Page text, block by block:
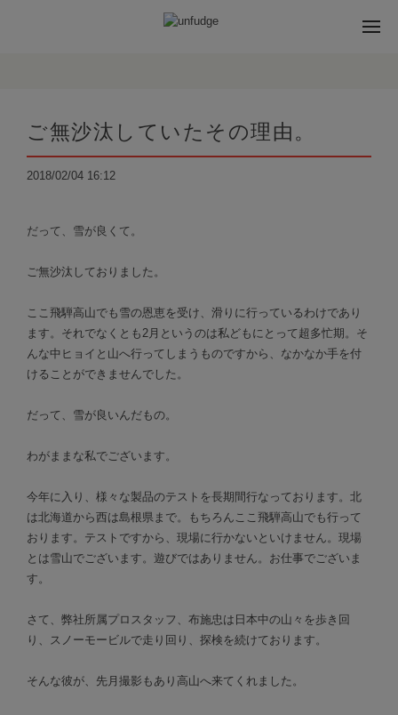
ご無沙汰していたその理由。
2018/02/04 16:12
だって、雪が良くて。
ご無沙汰しておりました。
ここ飛騨高山でも雪の恩恵を受け、滑りに行っているわけであり
ます。それでなくとも2月というのは私どもにとって超多忙期。そ
んな中ヒョイと山へ行ってしまうものですから、なかなか手を付
けることができませんでした。
だって、雪が良いんだもの。
わがままな私でございます。
今年に入り、様々な製品のテストを長期間行なっております。北
は北海道から西は島根県まで。もちろんここ飛騨高山でも行って
おります。テストですから、現場に行かないといけません。現場
とは雪山でございます。遊びではありません。お仕事でございま
す。
さて、弊社所属プロスタッフ、布施忠は日本中の山々を歩き回
り、スノーモービルで走り回り、探検を続けております。
そんな彼が、先月撮影もあり高山へ来てくれました。